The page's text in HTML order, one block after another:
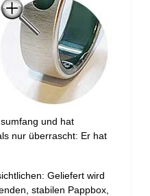
und hat
nur überrascht: Er hat
Geliefert wird
stabilen Pappbox,